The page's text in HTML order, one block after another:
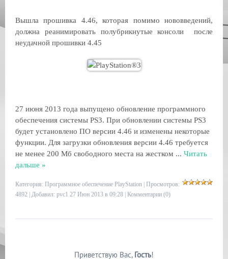
Вышла прошивка 4.46, которая помимо нововведений,
должна реанимировать полубрикнутыеконсолипосле
неудачной прошивки 4.45
27 июня 2013 года выпущено обновление программного
обеспечения системы PS3. При обновлении системы PS3
будет установлено ПО версии 4.46 и изменены некоторые
функции. Для загрузки обновления версии 4.46 требуется
не менее 200 Мб свободного места на жестком ... Читать
дальше »
Категория: Программное обеспечение PlayStation | Просмотров:
4892 | Добавил: pvc1 27 Июн 2013 в 09:28 | Комментарии (0)
Приветствую Вас, Гость!